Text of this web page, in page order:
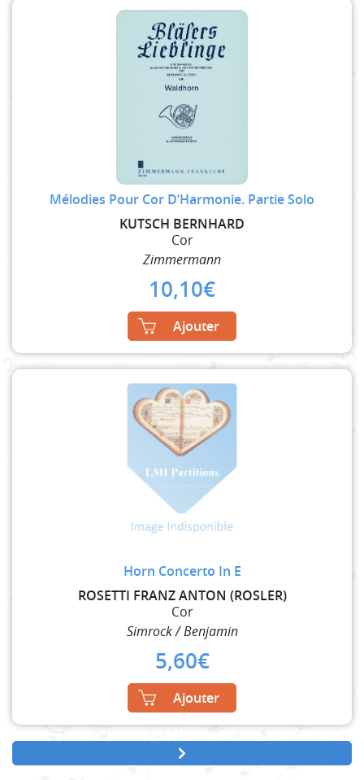
Mélodies Pour Cor D’Harmonie. Partie Solo
KUTSCH BERNHARD
Cor
Zimmermann
10,10€
Ajouter
Horn Concerto In E
ROSETTI FRANZ ANTON (ROSLER)
Cor
Simrock / Benjamin
5,60€
Ajouter